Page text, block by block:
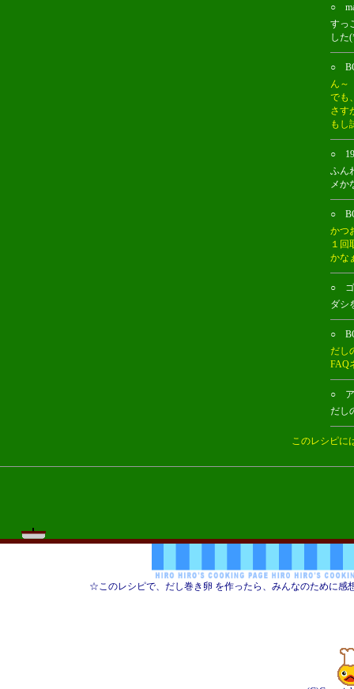
○
すっ
した
○
ん～
でも
さす
もし
○ 19
ふん
メか
○
かつ
１回
かな
○ ゴ
ダシ
○
だし
FAQ
○ ア
だし
このレシピに
☆このレシピで、だし巻き卵 を作ったら、みんなのために感